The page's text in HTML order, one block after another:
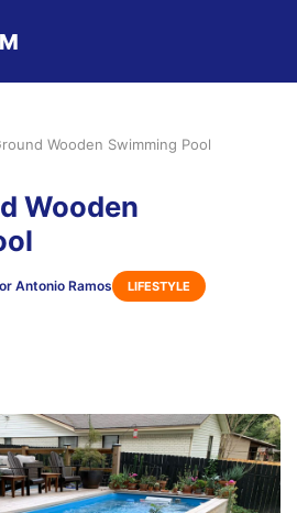
Wooden Swimming Pool
Wooden
Antonio Ramos LIFESTYLE